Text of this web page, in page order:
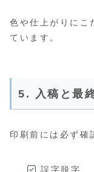
色や仕上がりにこ
ています。
5. 入稿と最
印刷前には必ず確
誤字脱字